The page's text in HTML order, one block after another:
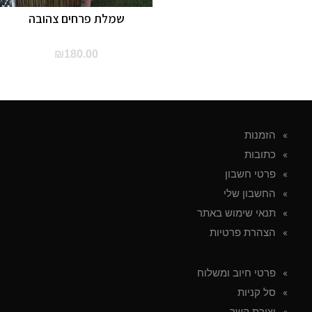
שמלת פרחים צהובה
₪180.00
הזמנות
כתובות
פרטי חשבון
החשבון שלי
תנאי שימוש באתר
הצהרת פרטיות
פרטי חיוב ומשלוח
סל קניות